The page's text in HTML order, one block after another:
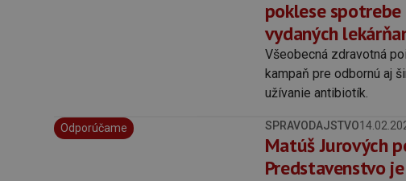
poklese
vydaných
Všeobecná zdravotná
kampaň pre odbornú aj
užívanie antibiotík.
Odporúčame SPRAVODAJSTVO
Matúš Jurových
Predstavenstvo